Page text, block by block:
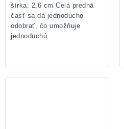
šírka: 2,6 cm Celá predná
časť sa dá jednoducho
odobrať, čo umožňuje
jednoduchú...